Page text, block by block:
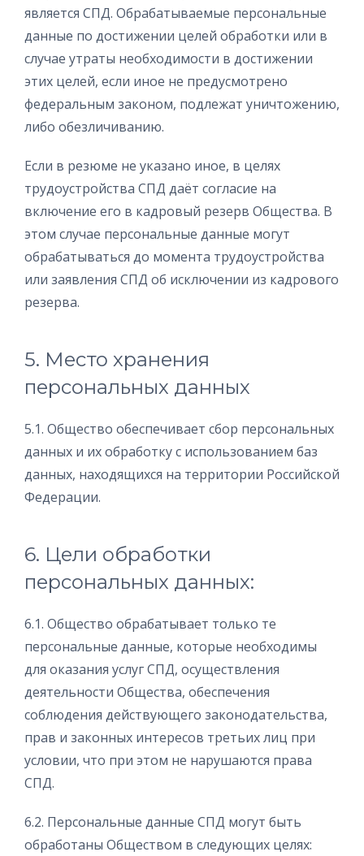
является СПД. Обрабатываемые персональные
данные по достижении целей обработки или в
случае утраты необходимости в достижении
этих целей, если иное не предусмотрено
федеральным законом, подлежат уничтожению,
либо обезличиванию.
Если в резюме не указано иное, в целях
трудоустройства СПД даёт согласие на
включение его в кадровый резерв Общества. В
этом случае персональные данные могут
обрабатываться до момента трудоустройства
или заявления СПД об исключении из кадрового
резерва.
5. Место хранения
персональных данных
5.1. Общество обеспечивает сбор персональных
данных и их обработку с использованием баз
данных, находящихся на территории Российской
Федерации.
6. Цели обработки
персональных данных:
6.1. Общество обрабатывает только те
персональные данные, которые необходимы
для оказания услуг СПД, осуществления
деятельности Общества, обеспечения
соблюдения действующего законодательства,
прав и законных интересов третьих лиц при
условии, что при этом не нарушаются права
СПД.
6.2. Персональные данные СПД могут быть
обработаны Обществом в следующих целях: